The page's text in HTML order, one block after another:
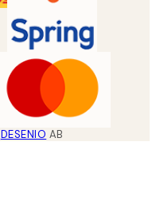
DESENIO AB